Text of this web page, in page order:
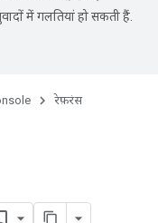
में गलतियां हो सकती हैं.
रेफ़रंस